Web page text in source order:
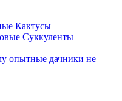
Кактусы
Суккуленты
опытные дачники не